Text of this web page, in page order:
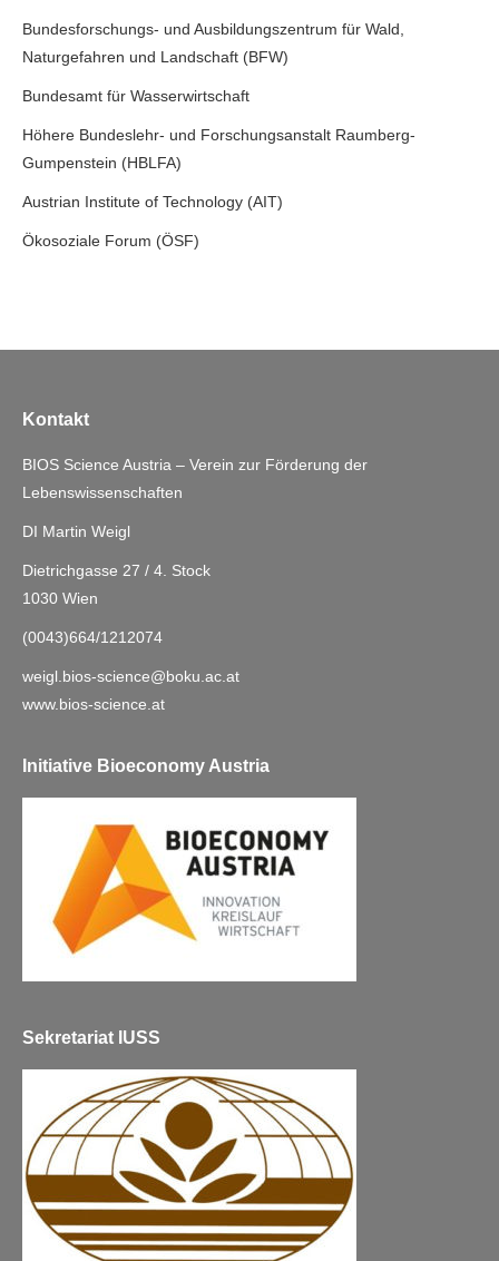
Bundesforschungs- und Ausbildungszentrum für Wald,
Naturgefahren und Landschaft (BFW)
Bundesamt für Wasserwirtschaft
Höhere Bundeslehr- und Forschungsanstalt Raumberg-
Gumpenstein (HBLFA)
Austrian Institute of Technology (AIT)
Ökosoziale Forum (ÖSF)
Kontakt
BIOS Science Austria – Verein zur Förderung der
Lebenswissenschaften
DI Martin Weigl
Dietrichgasse 27 / 4. Stock
1030 Wien
(0043)664/1212074
weigl.bios-science@boku.ac.at
www.bios-science.at
Initiative Bioeconomy Austria
Sekretariat IUSS